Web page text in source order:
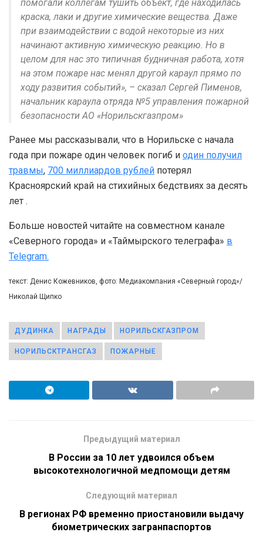
помогали коллегам тушить объект, где находилась
краска, лаки и другие химические вещества. Даже
при взаимодействии с водой некоторые из них
начинают активную химическую реакцию. Но в
целом для нас это типичная будничная работа, хотя
на этом пожаре нас менял другой караул прямо по
ходу развития событий», – сказал Сергей Пименов,
начальник караула отряда №5 управления пожарной
безопасности АО «Норильскгазпром»
Ранее мы рассказывали, что в Норильске с начала
года при пожаре один человек погиб и один получил
травмы, 700 миллиардов рублей потерял
Красноярский край на стихийных бедствиях за десять
лет .
Больше новостей читайте на совместном канале
«Северного города» и «Таймырского телеграфа» в
Telegram.
текст: Денис Кожевников, фото: Медиакомпания «Северный город»/
Николай Щипко
ДУДИНКА НАГРАДЫ НОРИЛЬСКГАЗПРОМ
НОРИЛЬСКТРАНСГАЗ ПОЖАРНЫЕ
Предыдущий материал
В России за 10 лет удвоился объем
высокотехнологичной медпомощи детям
Следующий материал
В регионах РФ временно приостановили выдачу
биометрических загранпаспортов